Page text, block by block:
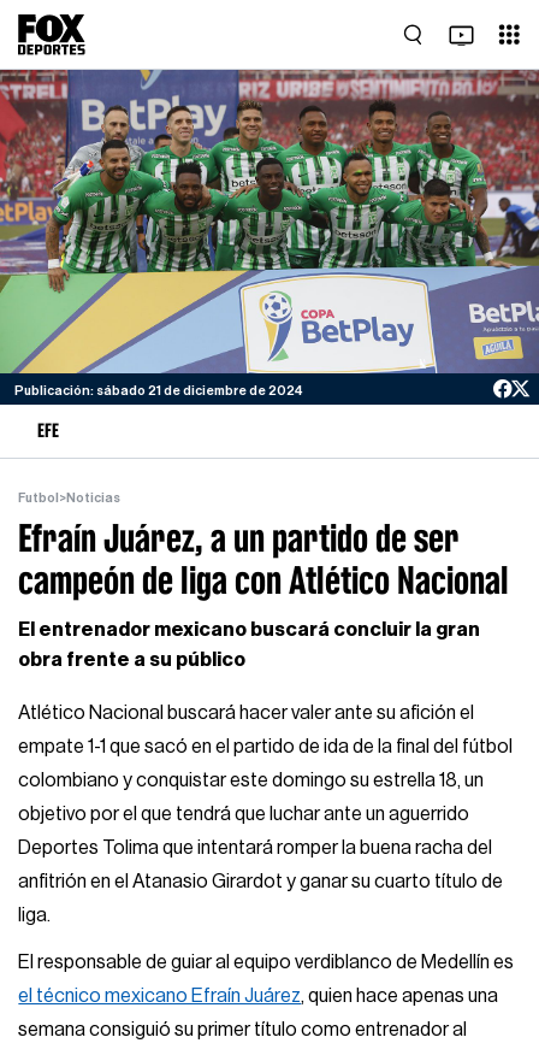
Publicación: sábado 21 de diciembre de 2024
EFE
Futbol >Noticias
Efraín Juárez, a un partido de ser
campeón de liga con Atlético Nacional
El entrenador mexicano buscará concluir la gran
obra frente a su público
Atlético Nacional buscará hacer valer ante su afición el
empate 1-1 que sacó en el partido de ida de la final del fútbol
colombiano y conquistar este domingo su estrella 18, un
objetivo por el que tendrá que luchar ante un aguerrido
Deportes Tolima que intentará romper la buena racha del
anfitrión en el Atanasio Girardot y ganar su cuarto título de
liga.
El responsable de guiar al equipo verdiblanco de Medellín es
el técnico mexicano Efraín Juárez, quien hace apenas una
semana consiguió su primer título como entrenador al